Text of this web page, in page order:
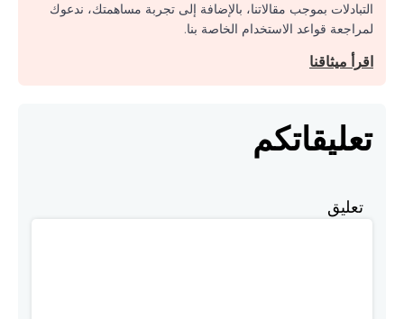
التبادلات بموجب مقالاتنا، بالإضافة إلى تجربة مساهمتك، ندعوك
لمراجعة قواعد الاستخدام الخاصة بنا.
اقرأ ميثاقنا
تعليقاتكم
تعليق